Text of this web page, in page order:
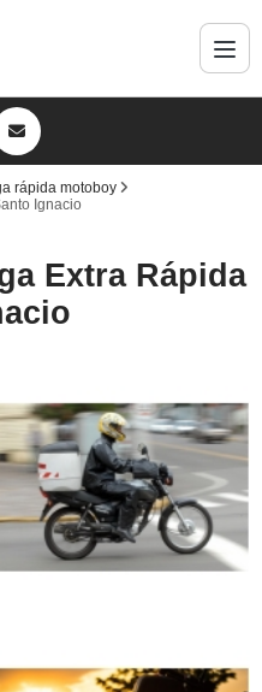
rápida motoboy
Ignacio
Extra Rápida